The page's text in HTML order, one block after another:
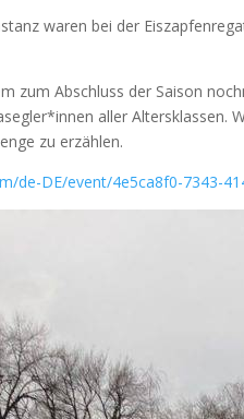
waren bei der
zum Abschluss der Saison
aller Altersklassen.
zu erzählen.
de-DE/event/4e5ca8f0-7343-